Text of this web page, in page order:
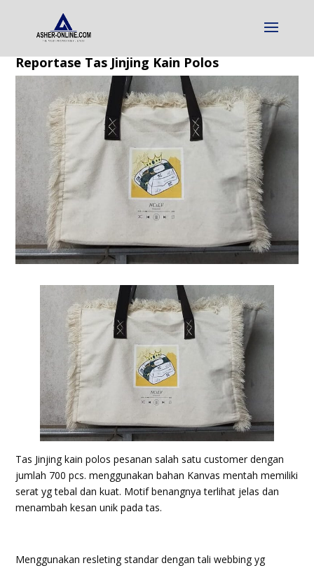
Reportase Tas Jinjing Kain Polos
Tas Jinjing kain polos pesanan salah satu customer dengan
jumlah 700 pcs. menggunakan bahan Kanvas mentah memiliki
serat yg tebal dan kuat. Motif benangnya terlihat jelas dan
menambah kesan unik pada tas.
Menggunakan resleting standar dengan tali webbing yg